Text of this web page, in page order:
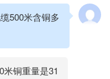
500米含铜多
米铜重量是31